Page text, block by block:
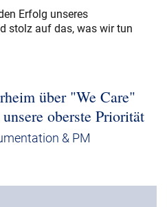
Erfolg unseres
stolz auf das, was wir tun
über "We Care"
oberste Priorität
& PM